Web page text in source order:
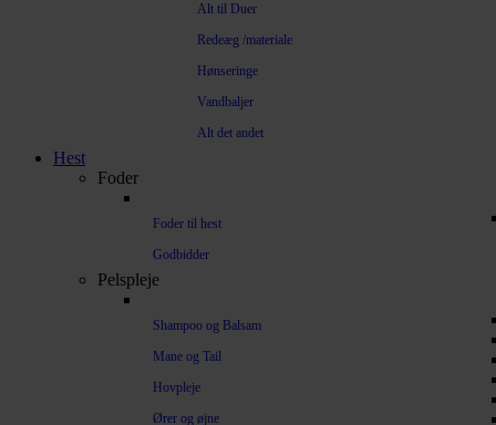
Alt til Duer
Redeæg /materiale
Hønseringe
Vandbaljer
Alt det andet
Hest
Foder
Foder til hest
Godbidder
Pelspleje
Shampoo og Balsam
Mane og Tail
Hovpleje
Ører og øjne